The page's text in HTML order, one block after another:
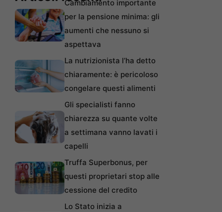
Cambiamento importante
per la pensione minima: gli
aumenti che nessuno si
aspettava
La nutrizionista l’ha detto
chiaramente: è pericoloso
congelare questi alimenti
Gli specialisti fanno
chiarezza su quante volte
a settimana vanno lavati i
capelli
Truffa Superbonus, per
questi proprietari stop alle
cessione del credito
Lo Stato inizia a